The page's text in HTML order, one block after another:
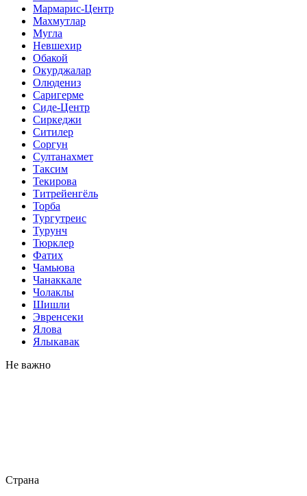
Мармарис-Центр
Махмутлар
Мугла
Невшехир
Обакой
Окурджалар
Олюдениз
Саригерме
Сиде-Центр
Сиркеджи
Ситилер
Соргун
Султанахмет
Таксим
Текирова
Титрейенгёль
Торба
Тургутреис
Турунч
Тюрклер
Фатих
Чамьюва
Чанаккале
Чолаклы
Шишли
Эвренсеки
Ялова
Ялыкавак
Не важно
Страна